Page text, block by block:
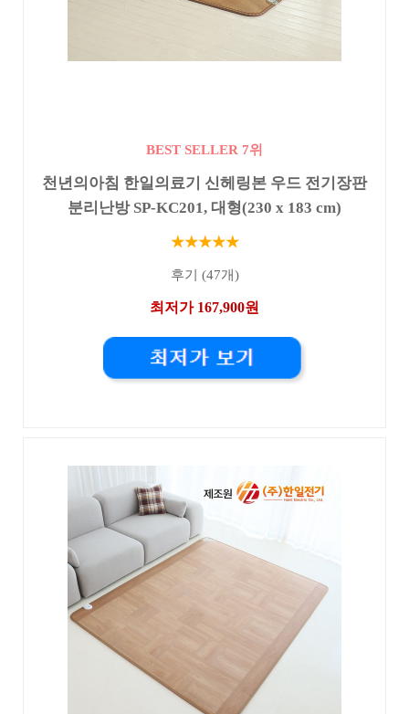
BEST SELLER 7위
천년의아침 한일의료기 신헤링본 우드 전기장판
분리난방 SP-KC201, 대형(230 x 183 cm)
★★★★★
후기 (47개)
최저가 167,900원